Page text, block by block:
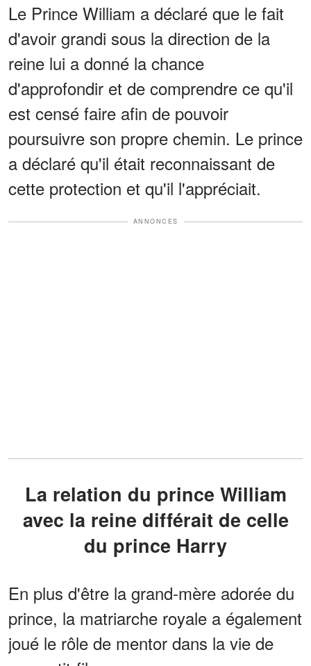
Le Prince William a déclaré que le fait
d'avoir grandi sous la direction de la
reine lui a donné la chance
d'approfondir et de comprendre ce qu'il
est censé faire afin de pouvoir
poursuivre son propre chemin. Le prince
a déclaré qu'il était reconnaissant de
cette protection et qu'il l'appréciait.
ANNONCES
La relation du prince William
avec la reine différait de celle
du prince Harry
En plus d'être la grand-mère adorée du
prince, la matriarche royale a également
joué le rôle de mentor dans la vie de